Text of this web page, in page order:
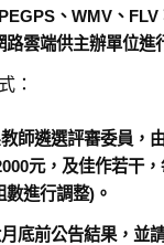
、WMV、FLV
路雲端供主辦單位進
：
師遴選評審委員，
元，及佳作若干
進行調整)。
底前公告結果，並